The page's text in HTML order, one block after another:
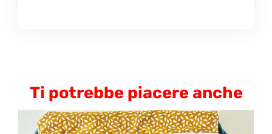
Ti potrebbe piacere anche